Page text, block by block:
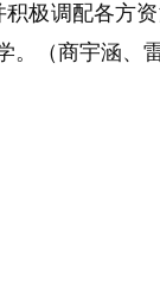
极调配各方
。（商宇涵、